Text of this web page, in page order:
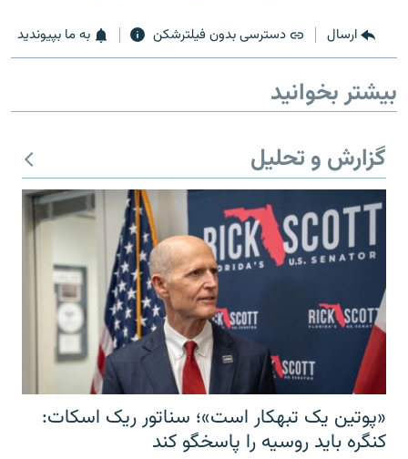
ارسال دسترسی بدون فیلترشکن به ما بپیوندید
بیشتر بخوانید
گزارش و تحلیل
«پوتین یک تبهکار است»؛ سناتور ریک اسکات:
کنگره باید روسیه را پاسخگو کند